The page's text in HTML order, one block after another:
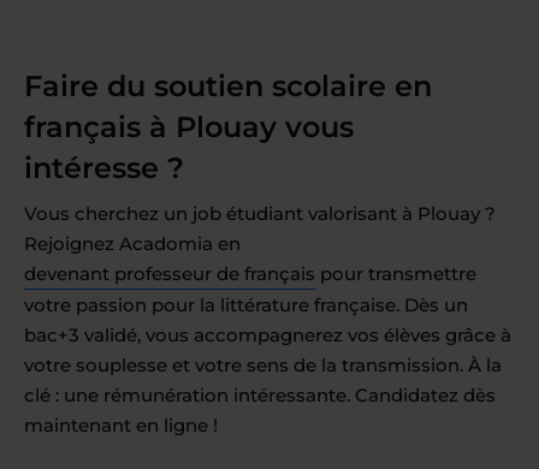
Faire du soutien scolaire en
français à Plouay vous
intéresse ?
Vous cherchez un job étudiant valorisant à Plouay ?
Rejoignez Acadomia en
devenant professeur de français pour transmettre
votre passion pour la littérature française. Dès un
bac+3 validé, vous accompagnerez vos élèves grâce à
votre souplesse et votre sens de la transmission. À la
clé : une rémunération intéressante. Candidatez dès
maintenant en ligne !